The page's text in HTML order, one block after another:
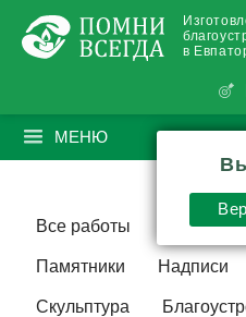
в
МЕНЮ
Все работы Комплекс
Памятники Надписи
Скульптура